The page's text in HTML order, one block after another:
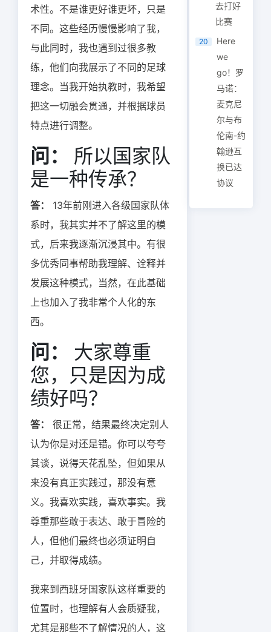
术性。不是谁更好谁更坏，只是
不同。这些经历慢慢影响了我，
与此同时，我也遇到过很多教
练，他们向我展示了不同的足球
理念。当我开始执教时，我希望
把这一切融会贯通，并根据球员
特点进行调整。
问：
所以国家队
是一种传承？
答：
13年前刚进入各级国家队体
系时，我其实并不了解这里的模
式，后来我逐渐沉浸其中。有很
多优秀同事帮助我理解、诠释并
发展这种模式，当然，在此基础
上也加入了我非常个人化的东
西。
问：
大家尊重
您，只是因为成
绩好吗？
答：
很正常，结果最终决定别人
认为你是对还是错。你可以夸夸
其谈，说得天花乱坠，但如果从
来没有真正实践过，那没有意
义。我喜欢实践，喜欢事实。我
尊重那些敢于表达、敢于冒险的
人，但他们最终也必须证明自
己，并取得成绩。
我来到西班牙国家队这样重要的
位置时，也理解有人会质疑我，
尤其是那些不了解情况的人，这
去打好
比赛
20
Here
we
go！罗
马诺：
麦克尼
尔与布
伦南-约
翰逊互
换已达
协议